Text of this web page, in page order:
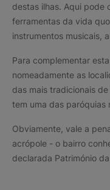
destas ilhas. Aqui pode
ferramentas da vida
instrumentos musicais,
Para complementar
nomeadamente as
das mais tradicionais
tem uma das paróquias
Obviamente, vale a
acrópole - o bairro
declarada Património